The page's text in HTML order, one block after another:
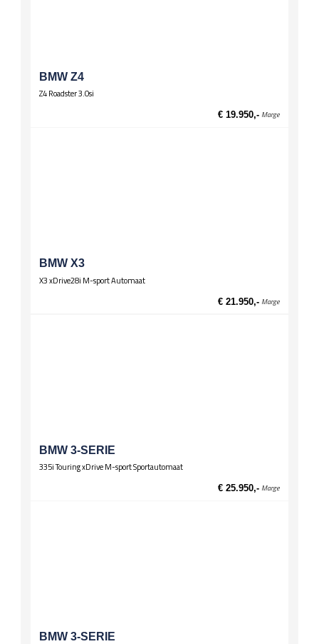
El. verstelbare spiegels
El. verstelbare spiegels, verwarmd
BMW Z4
Z4 Roadster 3.0si
€ 19.950,- Marge
BMW X3
X3 xDrive28i M-sport Automaat
€ 21.950,- Marge
BMW 3-SERIE
335i Touring xDrive M-sport Sportautomaat
€ 25.950,- Marge
BMW 3-SERIE